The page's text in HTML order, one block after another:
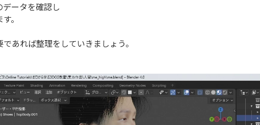
ータを確認し
。
あれば整理をしていきましょう。